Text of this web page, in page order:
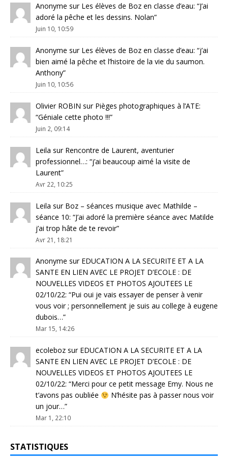
Anonyme sur Les élèves de Boz en classe d’eau: “J’ai
adoré la pêche et les dessins. Nolan”
Juin 10, 10:59
Anonyme sur Les élèves de Boz en classe d’eau: “j’ai
bien aimé la pêche et l’histoire de la vie du saumon.
Anthony”
Juin 10, 10:56
Olivier ROBIN sur Pièges photographiques à l’ATE:
“Géniale cette photo !!!”
Juin 2, 09:14
Leila sur Rencontre de Laurent, aventurier
professionnel…: “j’ai beaucoup aimé la visite de
Laurent”
Avr 22, 10:25
Leila sur Boz – séances musique avec Mathilde –
séance 10: “J’ai adoré la première séance avec Matilde
j’ai trop hâte de te revoir”
Avr 21, 18:21
Anonyme sur EDUCATION A LA SECURITE ET A LA
SANTE EN LIEN AVEC LE PROJET D’ECOLE : DE
NOUVELLES VIDEOS ET PHOTOS AJOUTEES LE
02/10/22: “Pui oui je vais essayer de penser à venir
vous voir ; personnellement je suis au college à eugene
dubois…”
Mar 15, 14:26
ecoleboz sur EDUCATION A LA SECURITE ET A LA
SANTE EN LIEN AVEC LE PROJET D’ECOLE : DE
NOUVELLES VIDEOS ET PHOTOS AJOUTEES LE
02/10/22: “Merci pour ce petit message Emy. Nous ne
t’avons pas oubliée
N’hésite pas à passer nous voir
un jour…”
Mar 1, 22:10
STATISTIQUES